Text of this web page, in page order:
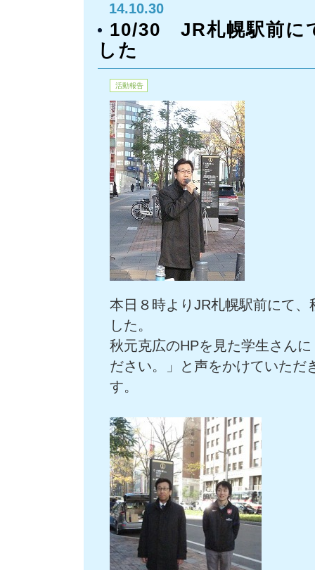
14.10.30
10/30 JR札幌駅前に
した
活動報告
本日８時よりJR札幌駅前にて
した。
秋元克広のHPを見た学生さん
ださい。」と声をかけていただ
す。